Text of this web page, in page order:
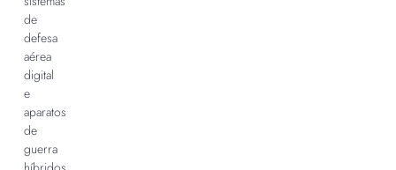
de
defesa
aérea
digital
e
aparatos
de
guerra